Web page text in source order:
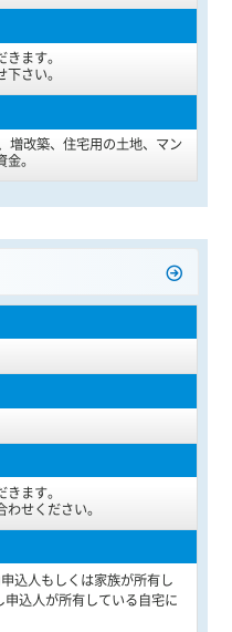
ます。
さい。
増改築、住宅用の土地、マン
。
ます。
せください。
込人もしくは家族が所有し
込人が所有している自宅に